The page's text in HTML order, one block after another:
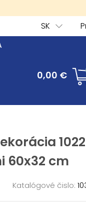
SK
0,00 €
60x32 cm
Katalógové čislo: